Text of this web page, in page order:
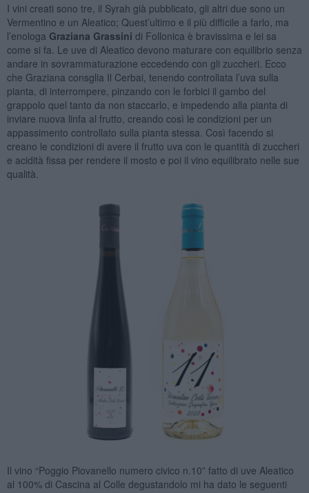
I vini creati sono tre, il Syrah già pubblicato, gli altri due sono un
Vermentino e un Aleatico; Quest’ultimo e il più difficile a farlo, ma
l’enologa Graziana Grassini di Follonica è bravissima e lei sa
come si fa. Le uve di Aleatico devono maturare con equilibrio senza
andare in sovrammaturazione eccedendo con gli zuccheri. Ecco
che Graziana consglia Il Cerbai, tenendo controllata l’uva sulla
pianta, di interrompere, pinzando con le forbici il gambo del
grappolo quel tanto da non staccarlo, e impedendo alla pianta di
inviare nuova linfa al frutto, creando così le condizioni per un
appassimento controllato sulla pianta stessa. Così facendo si
creano le condizioni di avere il frutto uva con le quantità di zuccheri
e acidità fissa per rendere il mosto e poi il vino equilibrato nelle sue
qualità.
Il vino “Poggio Piovanello numero civico n.10” fatto di uve Aleatico
al 100% di Cascina al Colle degustandolo mi ha dato le seguenti